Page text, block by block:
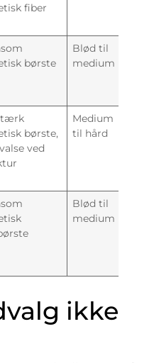
fiber
børste
Blød til
medium
børste,
ved
Medium
til hård
Blød til
medium
ikke